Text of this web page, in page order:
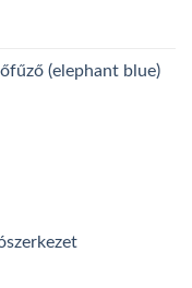
(elephant blue)